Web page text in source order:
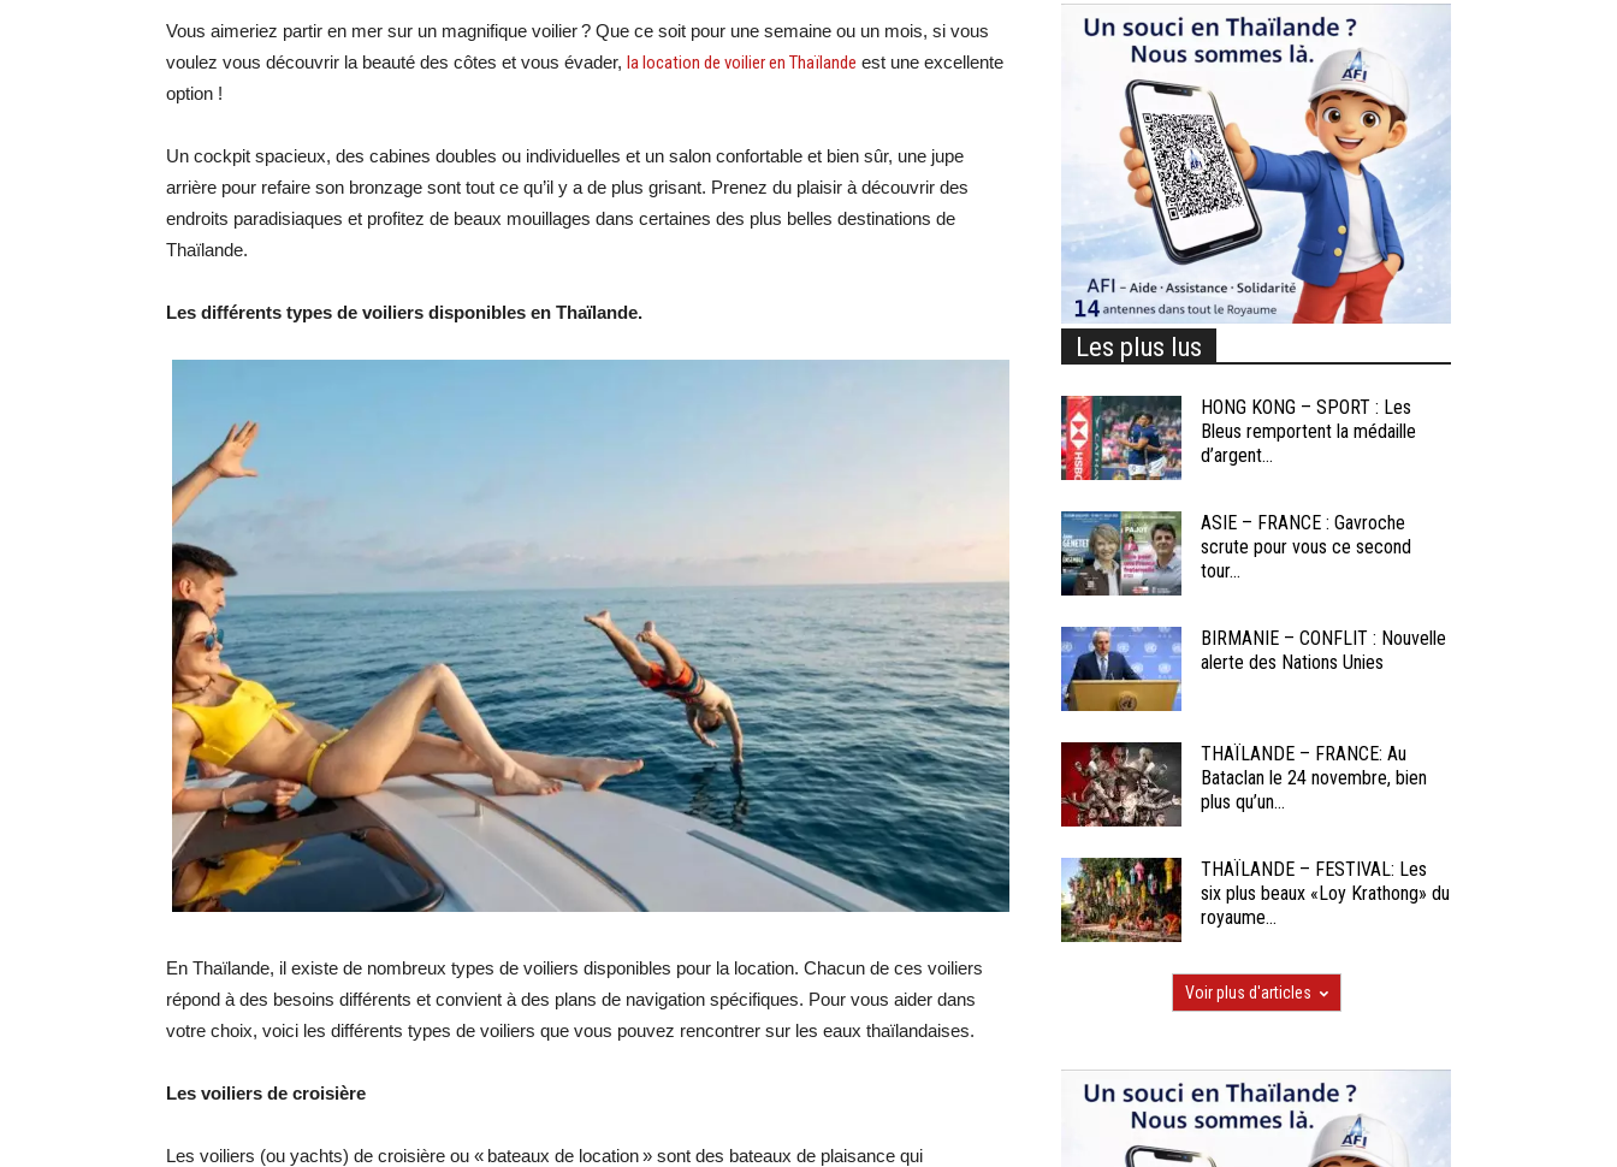
Vous aimeriez partir en mer sur un magnifique voilier ? Que ce soit pour une semaine ou un mois, si vous
voulez vous découvrir la beauté des côtes et vous évader, la location de voilier en Thaïlande est une excellente
option !
Un cockpit spacieux, des cabines doubles ou individuelles et un salon confortable et bien sûr, une jupe
arrière pour refaire son bronzage sont tout ce qu’il y a de plus grisant. Prenez du plaisir à découvrir des
endroits paradisiaques et profitez de beaux mouillages dans certaines des plus belles destinations de
Thaïlande.
Les différents types de voiliers disponibles en Thaïlande.
En Thaïlande, il existe de nombreux types de voiliers disponibles pour la location. Chacun de ces voiliers
répond à des besoins différents et convient à des plans de navigation spécifiques. Pour vous aider dans
votre choix, voici les différents types de voiliers que vous pouvez rencontrer sur les eaux thaïlandaises.
Les voiliers de croisière
Les voiliers (ou yachts) de croisière ou « bateaux de location » sont des bateaux de plaisance qui
Les plus lus
HONG KONG – SPORT : Les
Bleus remportent la médaille
d’argent...
ASIE – FRANCE : Gavroche
scrute pour vous ce second
tour...
BIRMANIE – CONFLIT : Nouvelle
alerte des Nations Unies
THAÏLANDE – FRANCE: Au
Bataclan le 24 novembre, bien
plus qu’un...
THAÏLANDE – FESTIVAL: Les
six plus beaux «Loy Krathong» du
royaume...
Voir plus d'articles